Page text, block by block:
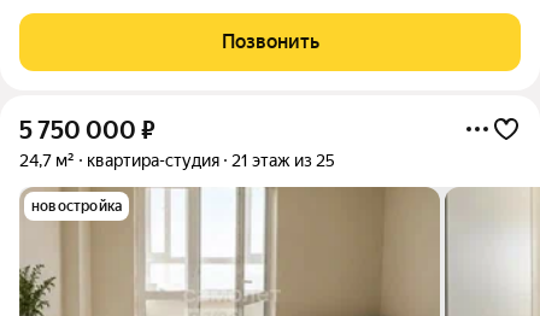
входной группой в помещения-студии.
Позвонить
5 750 000 ₽
24,7 м² квартира-студия 21 этаж из 25
новостройка